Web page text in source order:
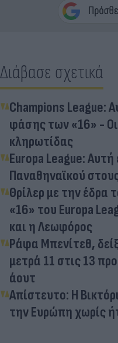
Διάβασε σχετικά
Champions League:
φάσης των «16» -
κληρωτίδας
Europa League:
Παναθηναϊκού
Θρίλερ με την έδρα
«16» του Europa
και η Λεωφόρος
Ράφα Μπενίτεθ,
μετρά 11 στις 13
άουτ
Απίστευτο: Η
την Ευρώπη χωρίς